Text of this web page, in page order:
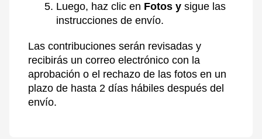
Luego, haz clic en Fotos y sigue las
instrucciones de envío.
Las contribuciones serán revisadas y
recibirás un correo electrónico con la
aprobación o el rechazo de las fotos en un
plazo de hasta 2 días hábiles después del
envío.